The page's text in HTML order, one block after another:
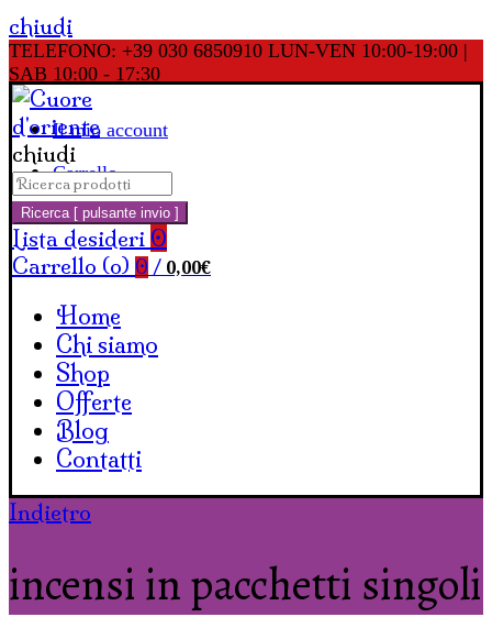
chiudi
TELEFONO: +39 030 6850910 LUN-VEN 10:00-19:00 |
SAB 10:00 - 17:30
Il mio account
Carrello
chiudi
Cerca:
Ricerca [ pulsante invio ]
Lista desideri 0
Carrello (o) 0 / 0,00€
Home
Chi siamo
Shop
Offerte
Blog
Contatti
Indietro
incensi in pacchetti singoli